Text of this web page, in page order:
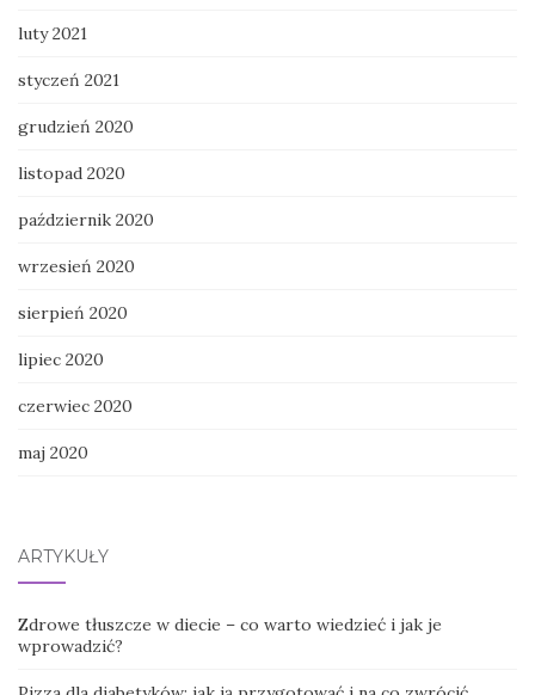
luty 2021
styczeń 2021
grudzień 2020
listopad 2020
październik 2020
wrzesień 2020
sierpień 2020
lipiec 2020
czerwiec 2020
maj 2020
ARTYKUŁY
Zdrowe tłuszcze w diecie – co warto wiedzieć i jak je
wprowadzić?